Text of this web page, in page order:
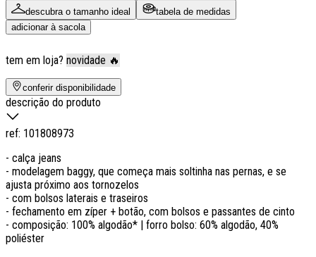
descubra o tamanho ideal
tabela de medidas
adicionar à sacola
tem em loja? novidade 🔥
conferir disponibilidade
descrição do produto
ref: 101808973
- calça jeans
- modelagem baggy, que começa mais soltinha nas pernas, e se
ajusta próximo aos tornozelos
- com bolsos laterais e traseiros
- fechamento em zíper + botão, com bolsos e passantes de cinto
- composição: 100% algodão* | forro bolso: 60% algodão, 40%
poliéster